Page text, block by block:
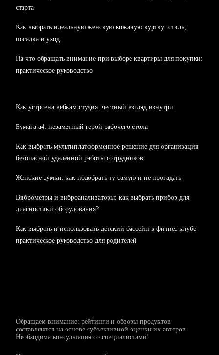
Обращаем внимание: рейтинги и обзоры продуктов
составляются на основе субъективной оценки их авторов.
Необходима консультация со специалистами!
старта
Как выбрать идеальную женскую кожаную куртку: стиль,
посадка и уход
На что обращать внимание при выборе квартиры для покупки:
практическое руководство
Как устроена вебкам студия: честный взгляд изнутри
Бумага а4: незаметный герой рабочего стола
Как выбрать мультиплатформенное решение для организации
безопасной удаленной работы сотрудников
Женские сумки: как подобрать ту самую и не прогадать
Виброметры и виброанализаторы: как выбрать прибор для
диагностики оборудования?
Как выбрать и использовать детский бассейн в фитнес клубе:
практическое руководство для родителей